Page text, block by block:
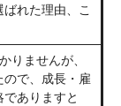
れた理由、こ
りませんが、
で、成長・雇
ありますと